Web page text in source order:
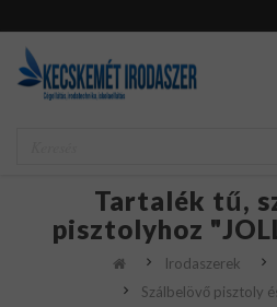
Tartalék tű,
pisztolyhoz
Irodaszerek
Szálbelövő pisztoly